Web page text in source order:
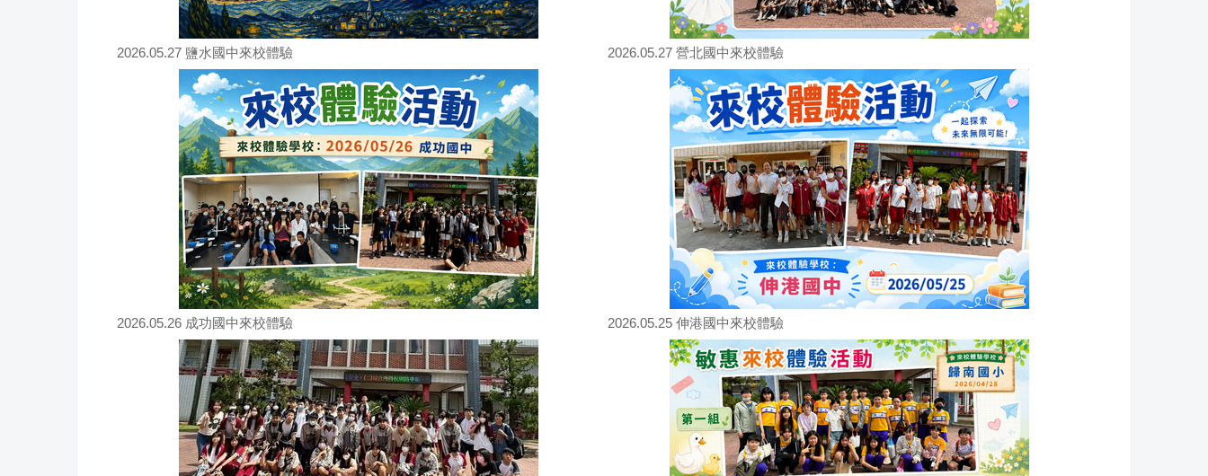
2026.05.27 鹽水國中來校體驗 2026.05.27 營北國中來校體驗
2026.05.26 成功國中來校體驗 2026.05.25 伸港國中來校體驗